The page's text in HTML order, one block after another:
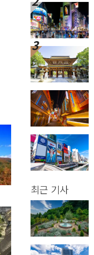
최근 기사